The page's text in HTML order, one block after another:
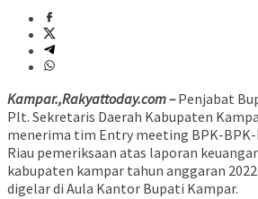
Kampar.,Rakyattoday.com – Penjabat
Plt. Sekretaris Daerah Kabupaten
menerima tim Entry meeting BPK-
Riau pemeriksaan atas laporan
kabupaten kampar tahun anggaran
digelar di Aula Kantor Bupati Kampar.